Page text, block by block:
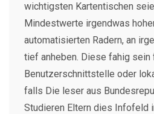
wichtigsten Kartentischen
Mindestwerte irgendwas
automatisierten Radern, an
tief anheben. Diese fahig
Benutzerschnittstelle oder
falls Die leser aus
Studieren Eltern dies Infofeld